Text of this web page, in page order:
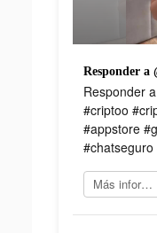
Responder
#criptoo
#appstore
Más información